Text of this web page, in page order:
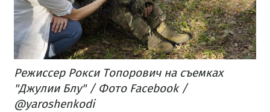
Режиссер Рокси Топорович на съемках
"Джулии Блу" / Фото Facebook /
@yaroshenkodi